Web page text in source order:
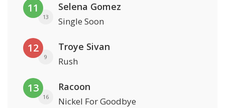
11
13
Selena Gomez
Single Soon
12
9
Troye Sivan
Rush
13
16
Racoon
Nickel For Goodbye